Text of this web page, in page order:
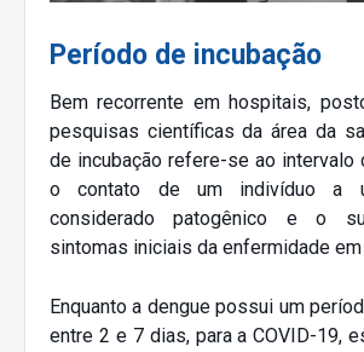
Período de incubação
Bem recorrente em hospitais,
pesquisas científicas da área da
de incubação refere-se ao intervalo
o contato de um indivíduo a
considerado patogênico e o
sintomas iniciais da enfermidade
Enquanto a dengue possui um
entre 2 e 7 dias, para a COVID-19,